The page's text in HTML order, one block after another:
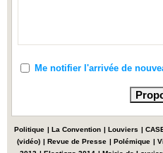
Me notifier l'arrivée de
Politique | La Convention | Louviers |
(vidéo) | Revue de Presse | Polémique |